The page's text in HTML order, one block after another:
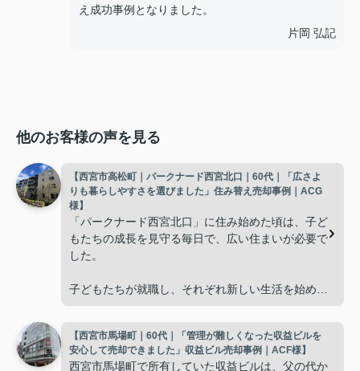
え成功事例となりました。
片岡 弘記
他のお客様の声を見る
【西宮市高松町｜パークナード西宮北口｜60代｜「広さよ
りも暮らしやすさを選びました」住み替え売却事例｜ACG
様】
「パークナード西宮北口」に住み始めた頃は、子ど
もたちの成長を見守る毎日で、広い住まいが必要で
した。
子どもたちが就職し、それぞれ新しい生活を始める
使わない部屋が増え、
【西宮市馬場町｜60代｜「管理が難しくなった収益ビルを
安心して売却できました」収益ビル売却事例｜ACF様】
西宮市馬場町で所有していた収益ビルは、父の代か